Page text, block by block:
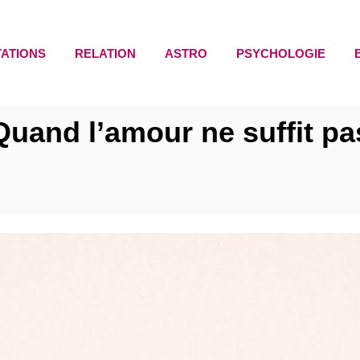
RELATION ASTRO PSYCHOLOGIE
l’amour ne suffit